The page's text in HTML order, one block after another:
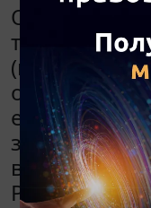
Организация
(гражданам,
ежемесячно
законных
введением в
РФ с